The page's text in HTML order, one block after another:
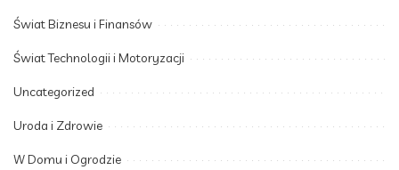
Świat Biznesu i Finansów
Świat Technologii i Motoryzacji
Uncategorized
Uroda i Zdrowie
W Domu i Ogrodzie